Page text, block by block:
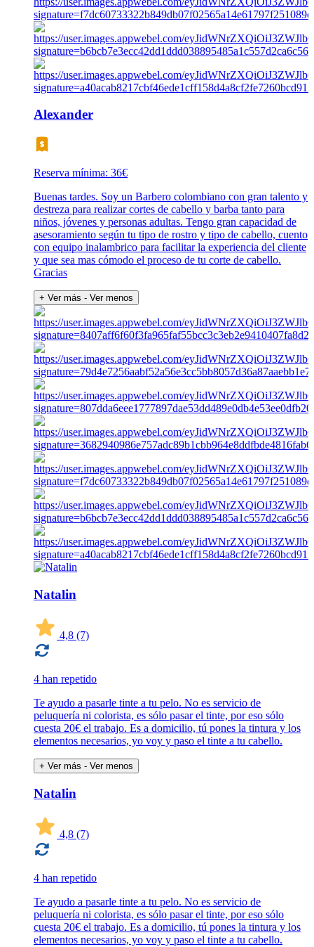
Alexander
Reserva mínima: 36€
Buenas tardes. Soy un Barbero colombiano con gran talento y
destreza para realizar cortes de cabello y barba tanto para
niños, jóvenes y personas adultas. Tengo gran capacidad de
asesoramiento según tu tipo de rostro y tipo de cabello, cuento
con equipo inalambrico para facilitar la experiencia del cliente
y que sea mas cómodo el proceso de tu corte de cabello.
Gracias
+ Ver más - Ver menos
Natalin
4,8 (7)
4 han repetido
Te ayudo a pasarle tinte a tu pelo. No es servicio de
peluquería ni colorista, es sólo pasar el tinte, por eso sólo
cuesta 20€ el trabajo. Es a domicilio, tú pones la tintura y los
elementos necesarios, yo voy y paso el tinte a tu cabello.
+ Ver más - Ver menos
Natalin
4,8 (7)
4 han repetido
Te ayudo a pasarle tinte a tu pelo. No es servicio de
peluquería ni colorista, es sólo pasar el tinte, por eso sólo
cuesta 20€ el trabajo. Es a domicilio, tú pones la tintura y los
elementos necesarios, yo voy y paso el tinte a tu cabello.